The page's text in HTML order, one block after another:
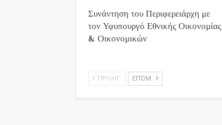
Συνάντηση του Περιφερειάρχη με
τον Υφυπουργό Εθνικής Οικονομίας
& Οικονομικών
ΠΡΟΗΓ. ΕΠΌΜ.